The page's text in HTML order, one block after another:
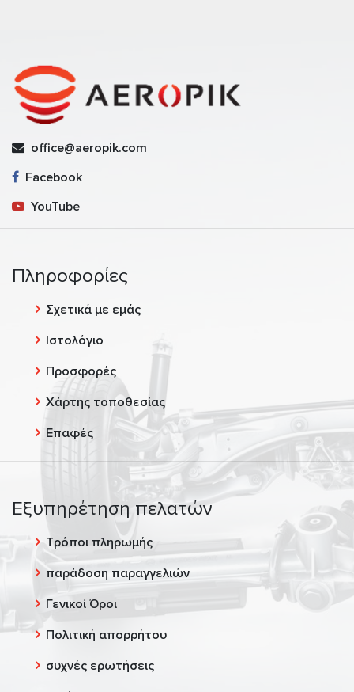
office@aeropik.com
Facebook
YouTube
Πληροφορίες
Σχετικά με εμάς
Ιστολόγιο
Προσφορές
Χάρτης τοποθεσίας
Επαφές
Εξυπηρέτηση πελατών
Τρόποι πληρωμής
παράδοση παραγγελιών
Γενικοί Όροι
Πολιτική απορρήτου
συχνές ερωτήσεις